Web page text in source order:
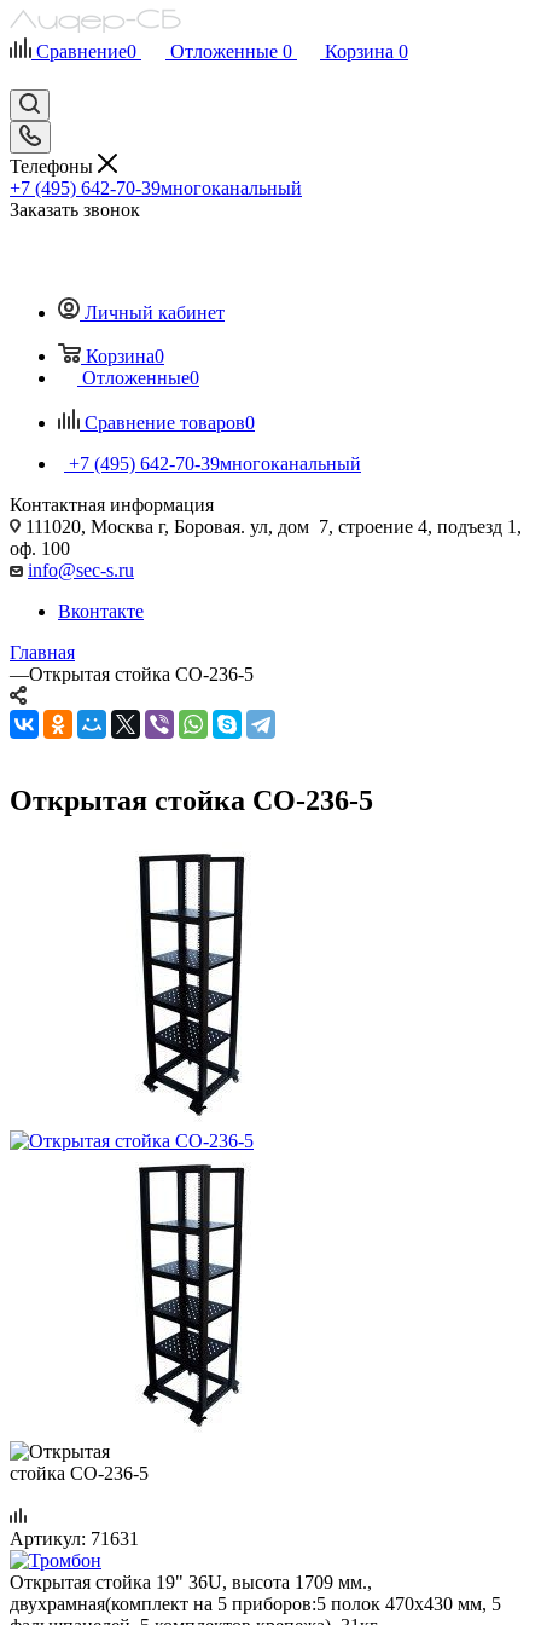
Сравнение0 Отложенные 0 Корзина 0
Телефоны
+7 (495) 642-70-39многоканальный
Заказать звонок
Личный кабинет
Корзина0
Отложенные0
Сравнение товаров0
+7 (495) 642-70-39многоканальный
Контактная информация
111020, Москва г, Боровая. ул, дом 7, строение 4, подъезд 1,
оф. 100
info@sec-s.ru
Вконтакте
Главная
—Открытая стойка СО-236-5
Открытая стойка СО-236-5
Артикул: 71631
Открытая стойка 19" 36U, высота 1709 мм.,
двухрамная(комплект на 5 приборов:5 полок 470х430 мм, 5